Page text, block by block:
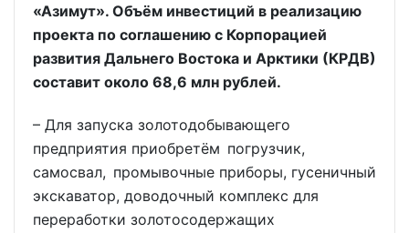
«Азимут». Объём инвестиций в реализацию
проекта по соглашению с Корпорацией
развития Дальнего Востока и Арктики (КРДВ)
составит около 68,6 млн рублей.
– Для запуска золотодобывающего
предприятия приобретём погрузчик,
самосвал, промывочные приборы, гусеничный
экскаватор, доводочный комплекс для
переработки золотосодержащих